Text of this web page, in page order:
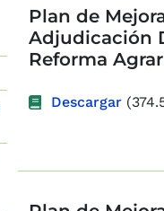
Plan de
Adjudicación
Reforma
Descargar